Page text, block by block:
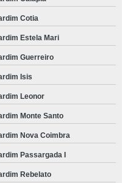
Cotia
Estela Mari
Guerreiro
Isis
Leonor
Monte Santo
Nova Coimbra
Passargada I
Rebelato